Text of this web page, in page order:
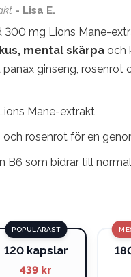
- Lisa E.
mg Lions Mane-
mental skärpa och
ginseng, rosenrot
Mane-extrakt
och rosenrot för en
B6 som bidrar till normal
POPULÄRAST
120 kapslar
439 kr